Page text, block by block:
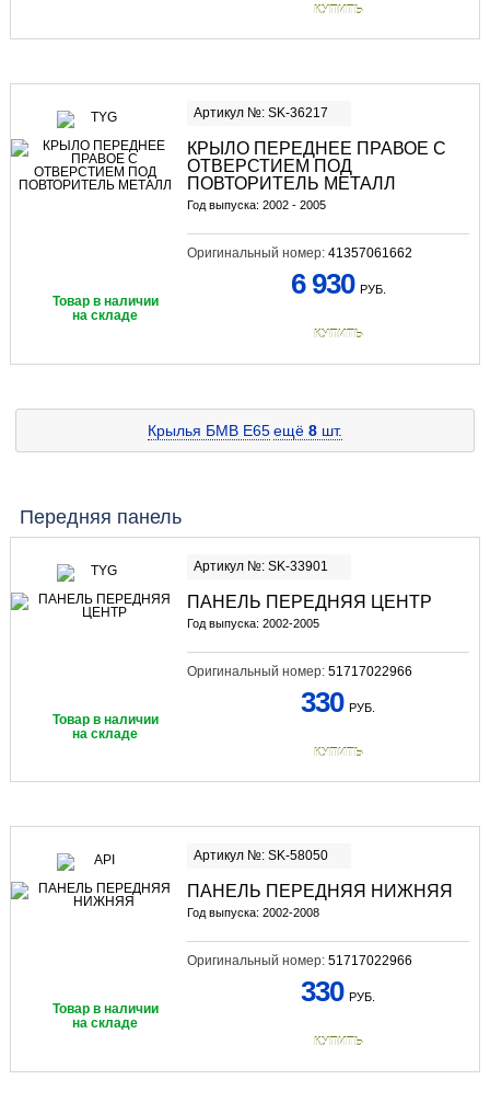
КУПИТЬ
Артикул №: SK-36217
КРЫЛО ПЕРЕДНЕЕ ПРАВОЕ С
ОТВЕРСТИЕМ ПОД
ПОВТОРИТЕЛЬ МЕТАЛЛ
Год выпуска: 2002 - 2005
Оригинальный номер: 41357061662
Товар в наличии
на складе
6 930 РУБ.
КУПИТЬ
Крылья БМВ E65ещё 8 шт.
Передняя панель
Артикул №: SK-33901
ПАНЕЛЬ ПЕРЕДНЯЯ ЦЕНТР
Год выпуска: 2002-2005
Оригинальный номер: 51717022966
Товар в наличии
на складе
330 РУБ.
КУПИТЬ
Артикул №: SK-58050
ПАНЕЛЬ ПЕРЕДНЯЯ НИЖНЯЯ
Год выпуска: 2002-2008
Оригинальный номер: 51717022966
Товар в наличии
на складе
330 РУБ.
КУПИТЬ